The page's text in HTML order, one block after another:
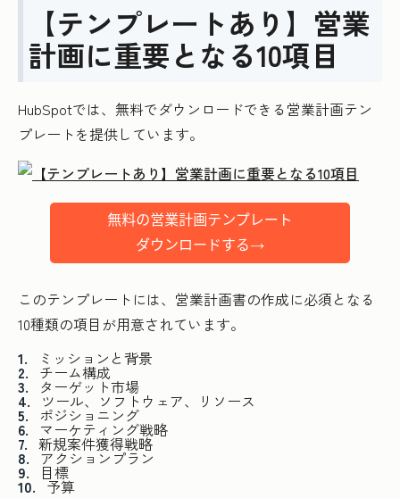
【テンプレートあり】営業
計画に重要となる10項目
HubSpotでは、無料でダウンロードできる営業計画テン
プレートを提供しています。
このテンプレートには、営業計画書の作成に必須となる
10種類の項目が用意されています。
ミッションと背景
チーム構成
ターゲット市場
ツール、ソフトウェア、リソース
ポジショニング
マーケティング戦略
新規案件獲得戦略
アクションプラン
目標
予算